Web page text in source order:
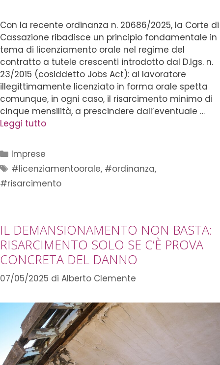
Con la recente ordinanza n. 20686/2025, la Corte di
Cassazione ribadisce un principio fondamentale in
tema di licenziamento orale nel regime del
contratto a tutele crescenti introdotto dal D.lgs. n.
23/2015 (cosiddetto Jobs Act): al lavoratore
illegittimamente licenziato in forma orale spetta
comunque, in ogni caso, il risarcimento minimo di
cinque mensilità, a prescindere dall’eventuale …
Leggi tutto
Imprese
#licenziamentoorale, #ordinanza,
#risarcimento
IL DEMANSIONAMENTO NON BASTA:
RISARCIMENTO SOLO SE C’È PROVA
CONCRETA DEL DANNO
07/05/2025 di Alberto Clemente